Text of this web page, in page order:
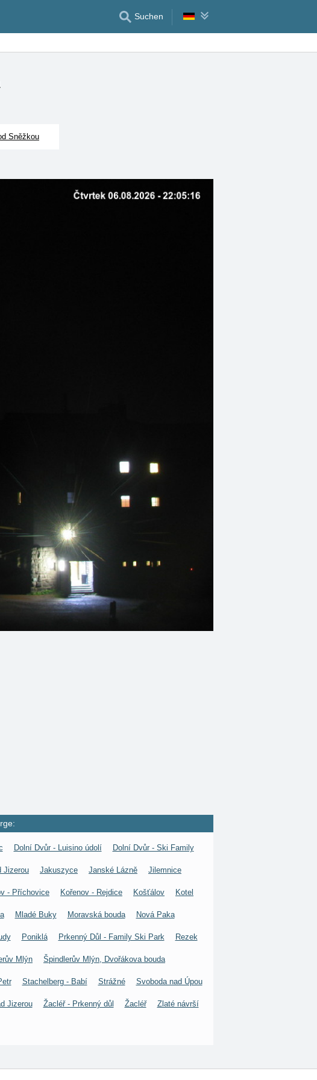
Suchen
Sněžkou
Dolní Dvůr - Luisino údolí Dolní Dvůr - Ski Family
Jizerou Jakuszyce Janské Lázně Jilemnice
- Příchovice Kořenov - Rejdice Košťálov Kotel
Mladé Buky Moravská bouda Nová Paka
Poniklá Prkenný Důl - Family Ski Park Rezek
Mlýn Špindlerův Mlýn, Dvořákova bouda
Stachelberg - Babí Strážné Svoboda nad Úpou
Jizerou Žacléř - Prkenný důl Žacléř Zlaté návrší